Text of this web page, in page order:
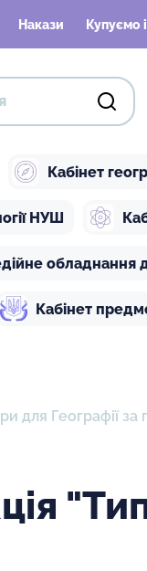
Накази Купуємо
Кабінет
НУШ
обладнання
Кабінет
для Географії